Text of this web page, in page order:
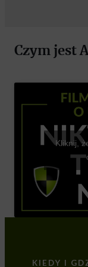
Czym jest
Kliknij,
KIEDY I